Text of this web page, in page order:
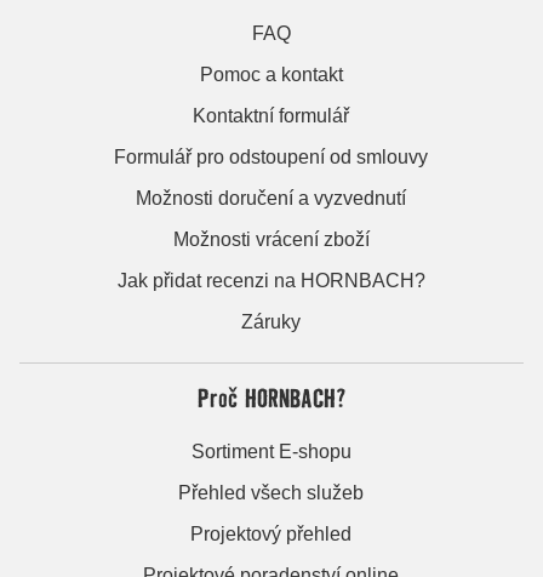
FAQ
Pomoc a kontakt
Kontaktní formulář
Formulář pro odstoupení od smlouvy
Možnosti doručení a vyzvednutí
Možnosti vrácení zboží
Jak přidat recenzi na HORNBACH?
Záruky
Proč HORNBACH?
Sortiment E-shopu
Přehled všech služeb
Projektový přehled